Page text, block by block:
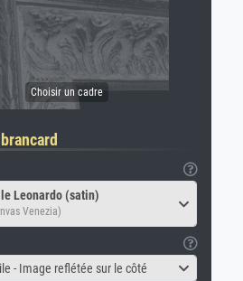
Leonardo (satin)
Venezia)
- Image reflétée sur le côté